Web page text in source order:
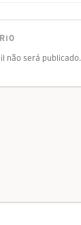
não será publicado.